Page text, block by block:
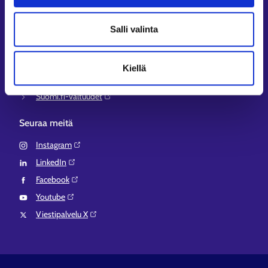
Salli valinta
Kiellä
Työ- ja elinkeinoministeriö⁠
Aluehallinnon asiointipalvelu⁠
Osaamispolku⁠
Suomi.fi-valtuudet⁠
Seuraa meitä
Instagram⁠
LinkedIn⁠
Facebook⁠
Youtube⁠
Viestipalvelu X⁠